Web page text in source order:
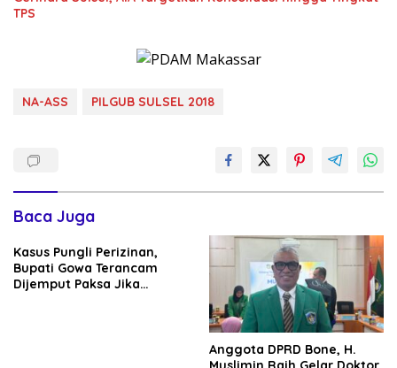
TPS
NA-ASS PILGUB SULSEL 2018
Baca Juga
Kasus Pungli Perizinan,
Bupati Gowa Terancam
Dijemput Paksa Jika
Anggota DPRD Bone, H.